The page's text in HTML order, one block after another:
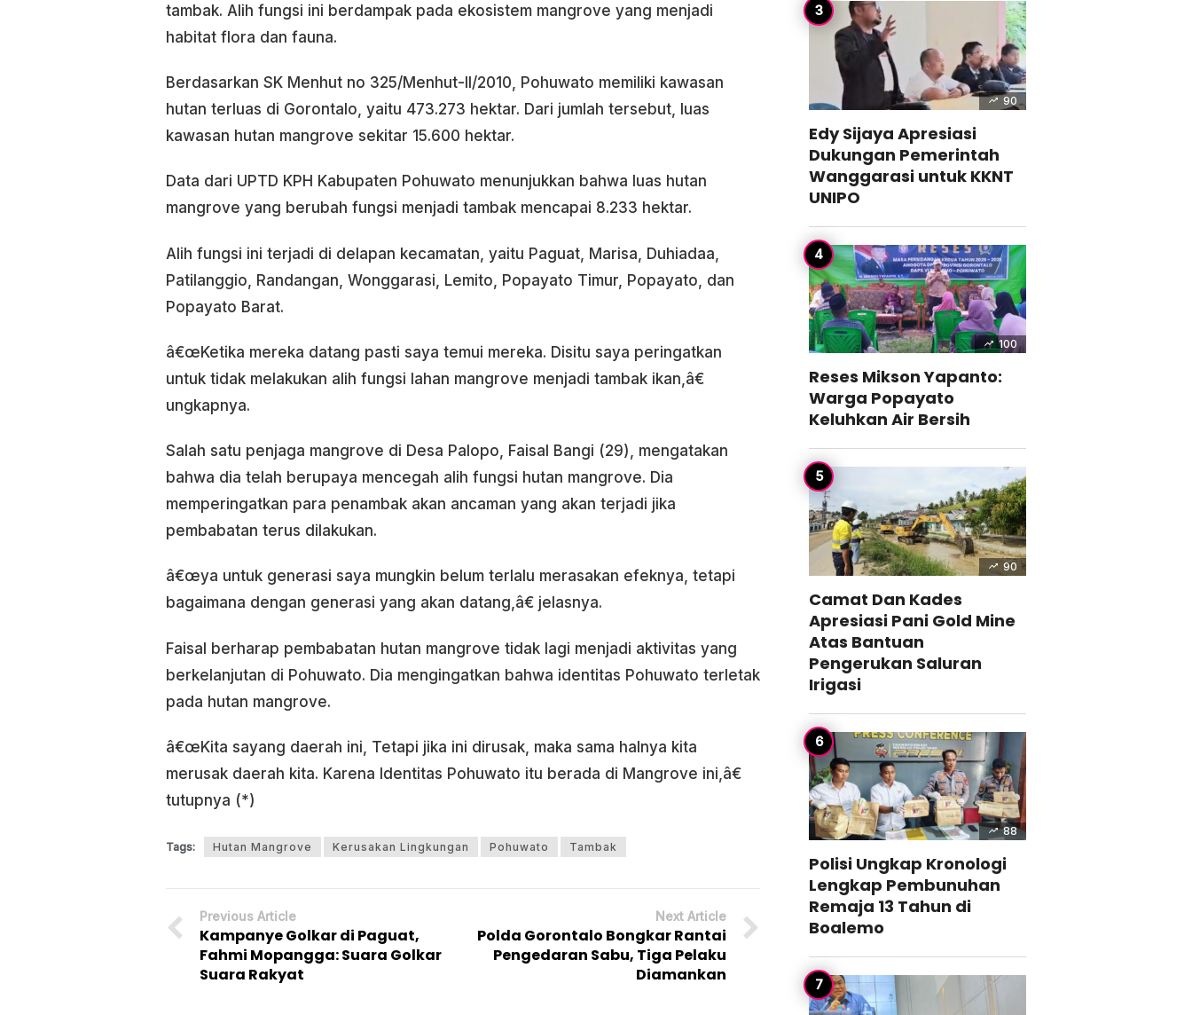
tambak. Alih fungsi ini berdampak pada ekosistem mangrove yang menjadi
habitat flora dan fauna.
Berdasarkan SK Menhut no 325/Menhut-II/2010, Pohuwato memiliki kawasan
hutan terluas di Gorontalo, yaitu 473.273 hektar. Dari jumlah tersebut, luas
kawasan hutan mangrove sekitar 15.600 hektar.
Data dari UPTD KPH Kabupaten Pohuwato menunjukkan bahwa luas hutan
mangrove yang berubah fungsi menjadi tambak mencapai 8.233 hektar.
Alih fungsi ini terjadi di delapan kecamatan, yaitu Paguat, Marisa, Duhiadaa,
Patilanggio, Randangan, Wonggarasi, Lemito, Popayato Timur, Popayato, dan
Popayato Barat.
â€œKetika mereka datang pasti saya temui mereka. Disitu saya peringatkan
untuk tidak melakukan alih fungsi lahan mangrove menjadi tambak ikan,â€
ungkapnya.
Salah satu penjaga mangrove di Desa Palopo, Faisal Bangi (29), mengatakan
bahwa dia telah berupaya mencegah alih fungsi hutan mangrove. Dia
memperingatkan para penambak akan ancaman yang akan terjadi jika
pembabatan terus dilakukan.
â€œya untuk generasi saya mungkin belum terlalu merasakan efeknya, tetapi
bagaimana dengan generasi yang akan datang,â€ jelasnya.
Faisal berharap pembabatan hutan mangrove tidak lagi menjadi aktivitas yang
berkelanjutan di Pohuwato. Dia mengingatkan bahwa identitas Pohuwato terletak
pada hutan mangrove.
â€œKita sayang daerah ini, Tetapi jika ini dirusak, maka sama halnya kita
merusak daerah kita. Karena Identitas Pohuwato itu berada di Mangrove ini,â€
tutupnya (*)
Tags: Hutan Mangrove Kerusakan Lingkungan Pohuwato Tambak
Previous Article
Kampanye Golkar di Paguat,
Fahmi Mopangga: Suara Golkar
Suara Rakyat
Next Article
Polda Gorontalo Bongkar Rantai
Pengedaran Sabu, Tiga Pelaku
Diamankan
90
Edy Sijaya Apresiasi
Dukungan Pemerintah
Wanggarasi untuk KKNT
UNIPO
100
Reses Mikson Yapanto:
Warga Popayato
Keluhkan Air Bersih
90
Camat Dan Kades
Apresiasi Pani Gold Mine
Atas Bantuan
Pengerukan Saluran
Irigasi
88
Polisi Ungkap Kronologi
Lengkap Pembunuhan
Remaja 13 Tahun di
Boalemo